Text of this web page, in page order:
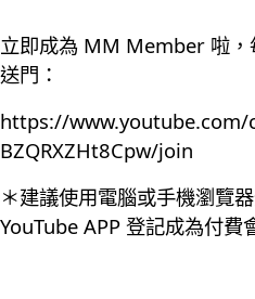
立即成為 MM Member 啦
送門：
https://www.youtube.com/
BZQRXZHt8Cpw/join
＊建議使用電腦或手機瀏覽
YouTube APP 登記成為付費